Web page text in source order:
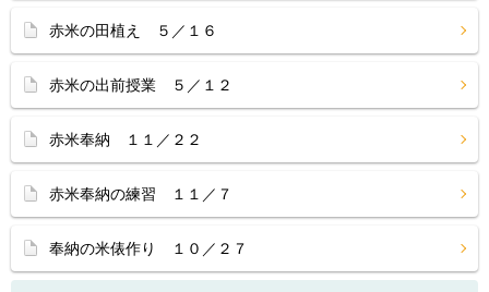
赤米の田植え ５／１６
赤米の出前授業 ５／１２
赤米奉納 １１／２２
赤米奉納の練習 １１／７
奉納の米俵作り １０／２７